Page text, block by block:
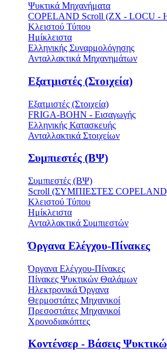
Ψυκτικά Μηχανήματα
COPELAND Scroll (ZX - LOCU -
Κλειστού Τύπου
Ημίκλειστα
Ελληνικής Συναρμολόγησης
Ανταλλακτικά Μηχανημάτων
Εξατμιστές (Στοιχεία)
Εξατμιστές (Στοιχεία)
FRIGA-BOHN - Εισαγωγής
Ελληνικής Κατασκευής
Ανταλλακτικά Στοιχείων
Συμπιεστές (ΒΨ)
Συμπιεστές (ΒΨ)
Scroll (ΣΥΜΠΙΕΣΤΕΣ
Κλειστού Τύπου
Ημίκλειστα
Ανταλλακτικά Συμπιεστών
Όργανα Ελέγχου-Πίνακες
Όργανα Ελέγχου-Πίνακες
Πίνακες Ψυκτικών Θαλάμων
Ηλεκτρονικά Όργανα
Θερμοστάτες Μηχανικοί
Πρεσοστάτες Μηχανικοί
Χρονοδιακόπτες
Κοντένσερ - Βάσεις